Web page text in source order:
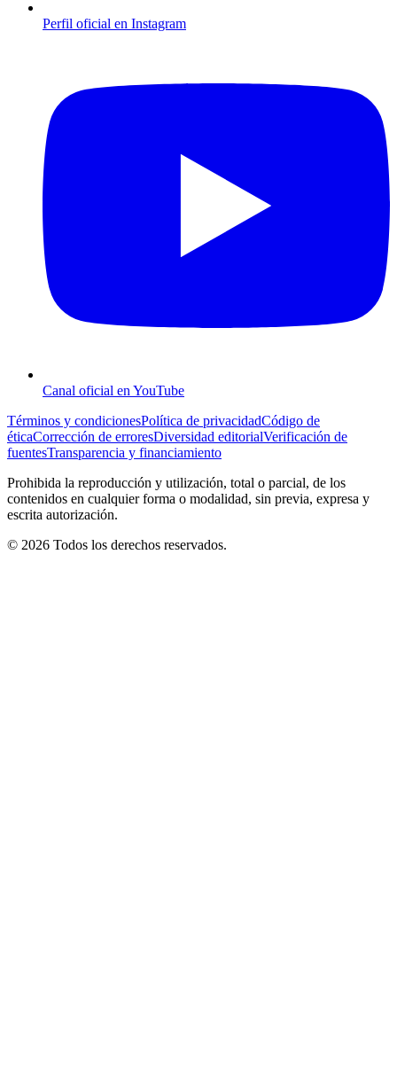
Perfil oficial en Instagram
Canal oficial en YouTube
Términos y condicionesPolítica de privacidadCódigo de
éticaCorrección de erroresDiversidad editorialVerificación de
fuentesTransparencia y financiamiento
Prohibida la reproducción y utilización, total o parcial, de los
contenidos en cualquier forma o modalidad, sin previa, expresa y
escrita autorización.
© 2026 Todos los derechos reservados.